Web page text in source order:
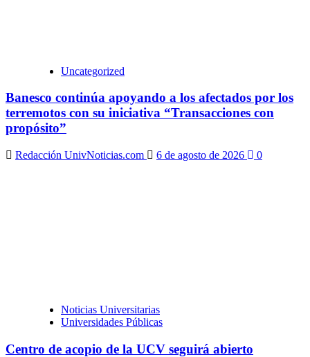
Uncategorized
Banesco continúa apoyando a los afectados por los
terremotos con su iniciativa “Transacciones con
propósito”
Redacción UnivNoticias.com 6 de agosto de 2026 0
Noticias Universitarias
Universidades Públicas
Centro de acopio de la UCV seguirá abierto